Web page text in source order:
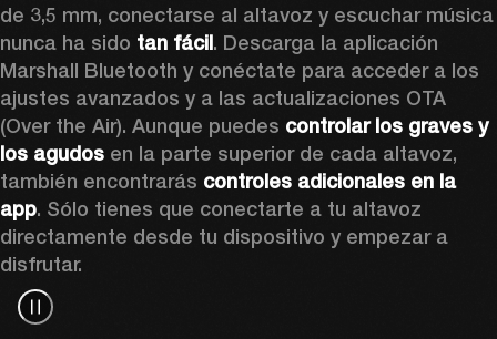
de 3,5 mm, conectarse al altavoz y escuchar música
nunca ha sido tan fácil. Descarga la aplicación
Marshall Bluetooth y conéctate para acceder a los
ajustes avanzados y a las actualizaciones OTA
(Over the Air). Aunque puedes controlar los graves y
los agudos en la parte superior de cada altavoz,
también encontrarás controles adicionales en la
app. Sólo tienes que conectarte a tu altavoz
directamente desde tu dispositivo y empezar a
disfrutar.